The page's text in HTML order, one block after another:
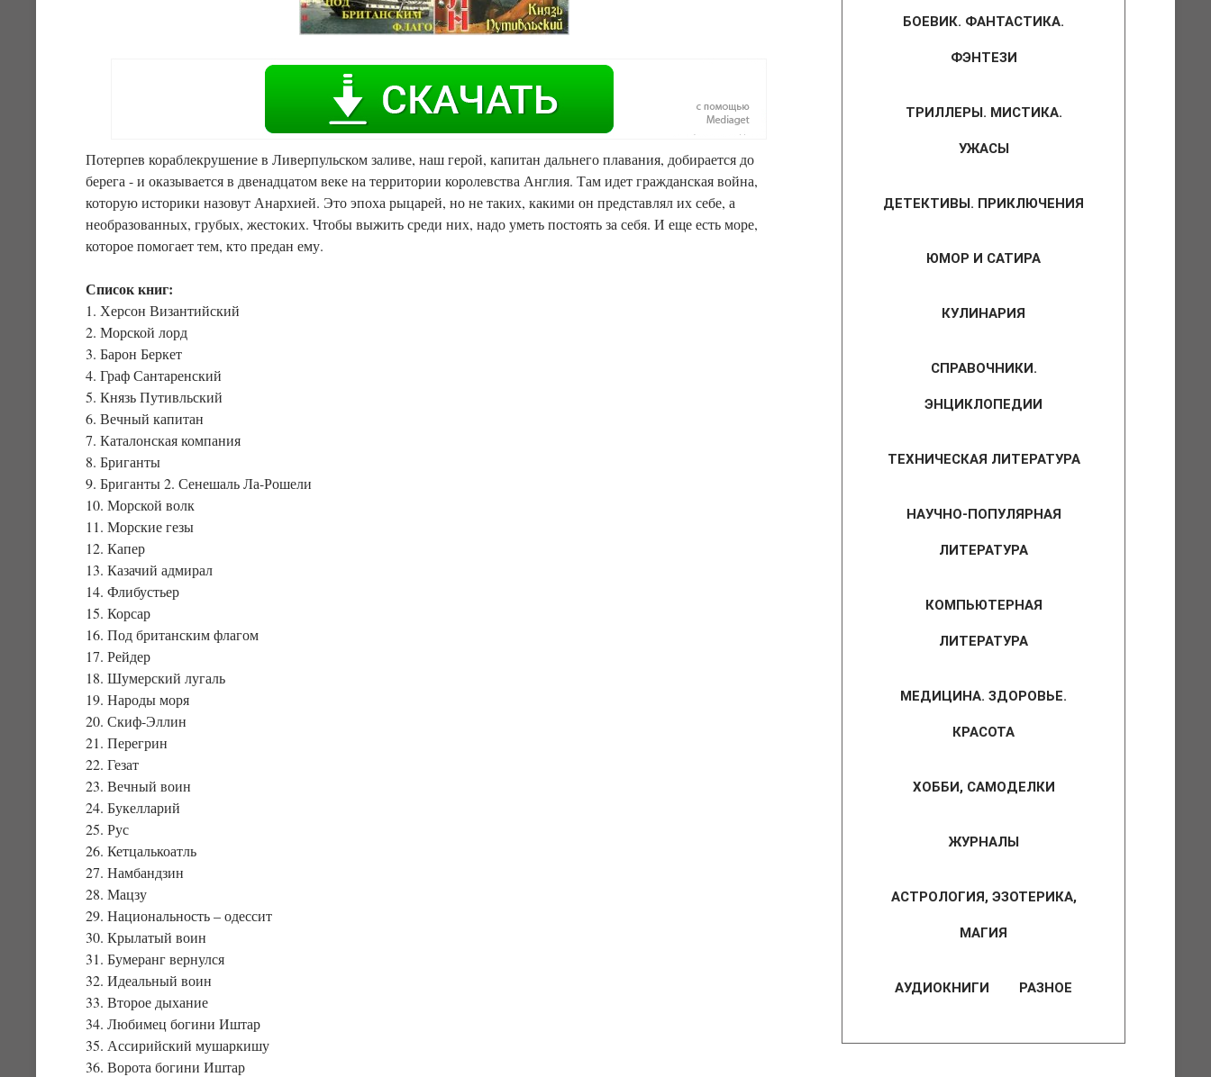
Потерпев кораблекрушение в Ливерпульском заливе, наш герой, капитан дальнего плавания, добирается до
берега - и оказывается в двенадцатом веке на территории королевства Англия. Там идет гражданская война,
которую историки назовут Анархией. Это эпоха рыцарей, но не таких, какими он представлял их себе, а
необразованных, грубых, жестоких. Чтобы выжить среди них, надо уметь постоять за себя. И еще есть море,
которое помогает тем, кто предан ему.
Список книг:
1. Херсон Византийский
2. Морской лорд
3. Барон Беркет
4. Граф Сантаренский
5. Князь Путивльский
6. Вечный капитан
7. Каталонская компания
8. Бриганты
9. Бриганты 2. Сенешаль Ла-Рошели
10. Морской волк
11. Морские гезы
12. Капер
13. Казачий адмирал
14. Флибустьер
15. Корсар
16. Под британским флагом
17. Рейдер
18. Шумерский лугаль
19. Народы моря
20. Скиф-Эллин
21. Перегрин
22. Гезат
23. Вечный воин
24. Букелларий
25. Рус
26. Кетцалькоатль
27. Намбандзин
28. Мацзу
29. Национальность – одессит
30. Крылатый воин
31. Бумеранг вернулся
32. Идеальный воин
33. Второе дыхание
34. Любимец богини Иштар
35. Ассирийский мушаркишу
36. Ворота богини Иштар
БОЕВИК. ФАНТАСТИКА.
ФЭНТЕЗИ
ТРИЛЛЕРЫ. МИСТИКА.
УЖАСЫ
ДЕТЕКТИВЫ. ПРИКЛЮЧЕНИЯ
ЮМОР И САТИРА
КУЛИНАРИЯ
СПРАВОЧНИКИ.
ЭНЦИКЛОПЕДИИ
ТЕХНИЧЕСКАЯ ЛИТЕРАТУРА
НАУЧНО-ПОПУЛЯРНАЯ
ЛИТЕРАТУРА
КОМПЬЮТЕРНАЯ
ЛИТЕРАТУРА
МЕДИЦИНА. ЗДОРОВЬЕ.
КРАСОТА
ХОББИ, САМОДЕЛКИ
ЖУРНАЛЫ
АСТРОЛОГИЯ, ЭЗОТЕРИКА,
МАГИЯ
АУДИОКНИГИ РАЗНОЕ